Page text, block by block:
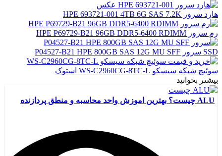
هارد سرور HPE 693721-001 4TB 6G SAS 7.2K
رم سرور HPE P69729-B21 96GB DDR5-6400 RDIMM
SSD سرور P04527-B21 HPE 800GB SAS 12G MU SFF
سوئیچ شبکه سیسکو WS-C2960CG-8TC-L استوک
بیشتر بخوانید
ALU چیست؟ بهترین اموزش واحد محاسبه و منطق پردازنده